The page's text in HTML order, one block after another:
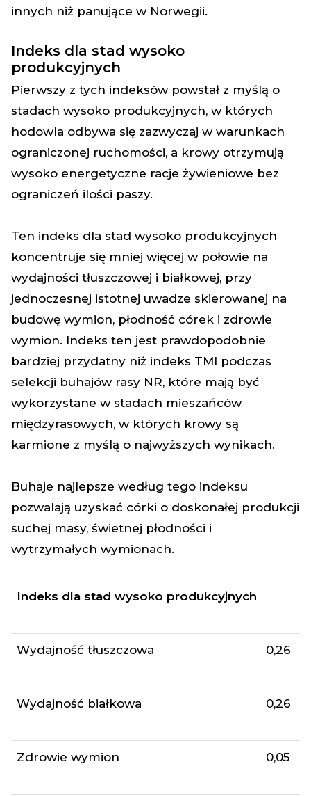
innych niż panujące w Norwegii.
Indeks dla stad wysoko
produkcyjnych
Pierwszy z tych indeksów powstał z myślą o
stadach wysoko produkcyjnych, w których
hodowla odbywa się zazwyczaj w warunkach
ograniczonej ruchomości, a krowy otrzymują
wysoko energetyczne racje żywieniowe bez
ograniczeń ilości paszy.
Ten indeks dla stad wysoko produkcyjnych
koncentruje się mniej więcej w połowie na
wydajności tłuszczowej i białkowej, przy
jednoczesnej istotnej uwadze skierowanej na
budowę wymion, płodność córek i zdrowie
wymion. Indeks ten jest prawdopodobnie
bardziej przydatny niż indeks TMI podczas
selekcji buhajów rasy NR, które mają być
wykorzystane w stadach mieszańców
międzyrasowych, w których krowy są
karmione z myślą o najwyższych wynikach.
Buhaje najlepsze według tego indeksu
pozwalają uzyskać córki o doskonałej produkcji
suchej masy, świetnej płodności i
wytrzymałych wymionach.
Indeks dla stad wysoko produkcyjnych
Wydajność tłuszczowa 0,26
Wydajność białkowa 0,26
Zdrowie wymion 0,05